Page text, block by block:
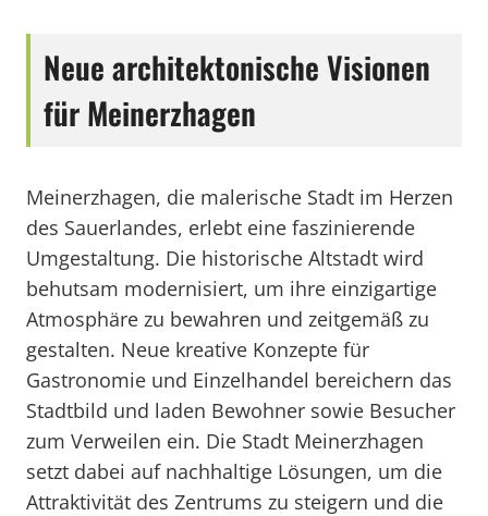
Neue architektonische Visionen
für Meinerzhagen
Meinerzhagen, die malerische Stadt im Herzen
des Sauerlandes, erlebt eine faszinierende
Umgestaltung. Die historische Altstadt wird
behutsam modernisiert, um ihre einzigartige
Atmosphäre zu bewahren und zeitgemäß zu
gestalten. Neue kreative Konzepte für
Gastronomie und Einzelhandel bereichern das
Stadtbild und laden Bewohner sowie Besucher
zum Verweilen ein. Die Stadt Meinerzhagen
setzt dabei auf nachhaltige Lösungen, um die
Attraktivität des Zentrums zu steigern und die